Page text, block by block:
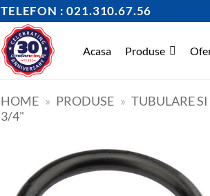
TELEFON : 021.310.67.56
Acasa Produse
HOME » PRODUSE » TUBULARE
3/4"